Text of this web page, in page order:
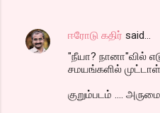
ஈரோடு கதிர் said…
"நீயா? நானா"வில்
சமயங்களில்
குறும்படம் ....